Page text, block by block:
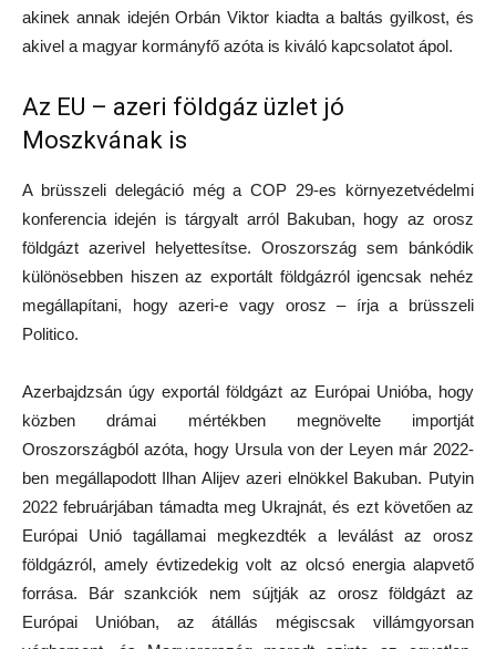
akinek annak idején Orbán Viktor kiadta a baltás gyilkost, és
akivel a magyar kormányfő azóta is kiváló kapcsolatot ápol.
Az EU – azeri földgáz üzlet jó
Moszkvának is
A brüsszeli delegáció még a COP 29-es környezetvédelmi
konferencia idején is tárgyalt arról Bakuban, hogy az orosz
földgázt azerivel helyettesítse. Oroszország sem bánkódik
különösebben hiszen az exportált földgázról igencsak nehéz
megállapítani, hogy azeri-e vagy orosz – írja a brüsszeli
Politico.
Azerbajdzsán úgy exportál földgázt az Európai Unióba, hogy
közben drámai mértékben megnövelte importját
Oroszországból azóta, hogy Ursula von der Leyen már 2022-
ben megállapodott Ilhan Alijev azeri elnökkel Bakuban. Putyin
2022 februárjában támadta meg Ukrajnát, és ezt követően az
Európai Unió tagállamai megkezdték a leválást az orosz
földgázról, amely évtizedekig volt az olcsó energia alapvető
forrása. Bár szankciók nem sújtják az orosz földgázt az
Európai Unióban, az átállás mégiscsak villámgyorsan